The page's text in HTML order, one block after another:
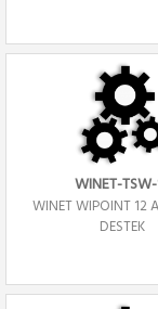
WINET-
WINET WIPOINT 12
DESTEK